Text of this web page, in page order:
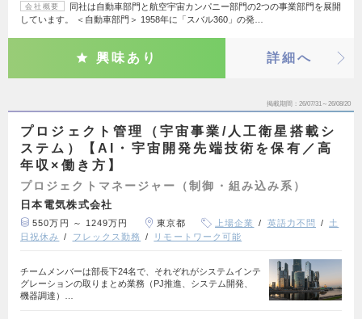
会社概要
同社は自動車部門と航空宇宙カンパニー部門の2つの事業部門を展開
しています。 ＜自動車部門＞ 1958年に「スバル360」の発…
興味あり 詳細へ
掲載期間 26/07/31～26/08/20
プロジェクト管理（宇宙事業/人工衛星搭載シ
ステム）【AI・宇宙開発先端技術を保有／高
年収×働き方】
プロジェクトマネージャー（制御・組み込み系）
日本電気株式会社
550万円 ～ 1249万円 東京都 上場企業 英語力不問
土
日祝休み
フレックス勤務 リモートワーク可能
チームメンバーは部長下24名で、それぞれがシステムインテ
グレーションの取りまとめ業務（PJ推進、システム開発、
機器調達）…